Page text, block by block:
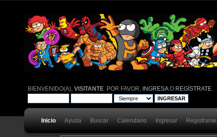
BIENVENIDO(A),VISITANTE . POR FAVOR, INGRESAO REGÍSTRATE
Inicio Ayuda Buscar Calendario Ingresar Registrarse